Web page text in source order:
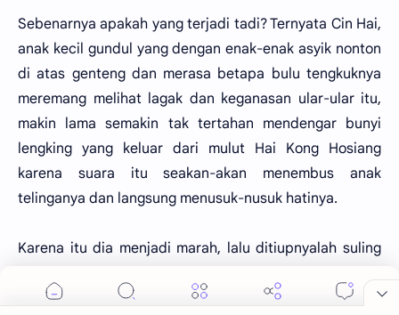
Sebenarnya apakah yang terjadi tadi? Ternyata Cin Hai,
anak kecil gundul yang dengan enak-enak asyik nonton
di atas genteng dan merasa betapa bulu tengkuknya
meremang melihat lagak dan keganasan ular-ular itu,
makin lama semakin tak tertahan mendengar bunyi
lengking yang keluar dari mulut Hai Kong Hosiang
karena suara itu seakan-akan menembus anak
telinganya dan langsung menusuk-nusuk hatinya.
Karena itu dia menjadi marah, lalu ditiupnyalah suling
mulutnya. Cin Hai memang pandai meniup suling dan ia